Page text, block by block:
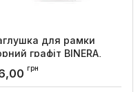
для рамки
графіт BINERA,
грн